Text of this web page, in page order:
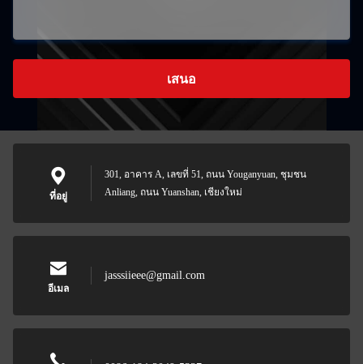
เสนอ
ที่อยู่
301, อาคาร A, เลขที่ 51, ถนน Youganyuan, ชุมชน
Anliang, ถนน Yuanshan, เชียงใหม่
อีเมล
jasssiieee@gmail.com